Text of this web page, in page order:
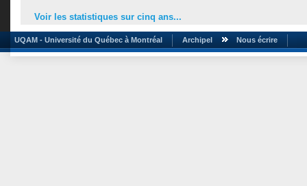
Voir les statistiques sur cinq ans...
UQAM - Université du Québec à Montréal Archipel Nous écrire